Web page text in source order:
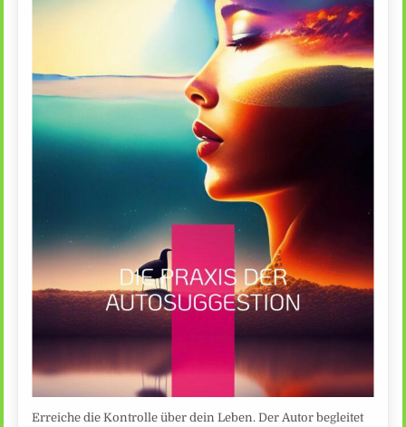
Erreiche die Kontrolle über dein Leben. Der Autor begleitet